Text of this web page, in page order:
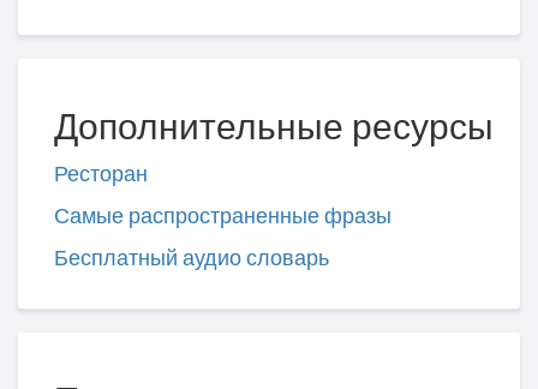
Дополнительные ресурсы
Ресторан
Самые распространенные фразы
Бесплатный аудио словарь